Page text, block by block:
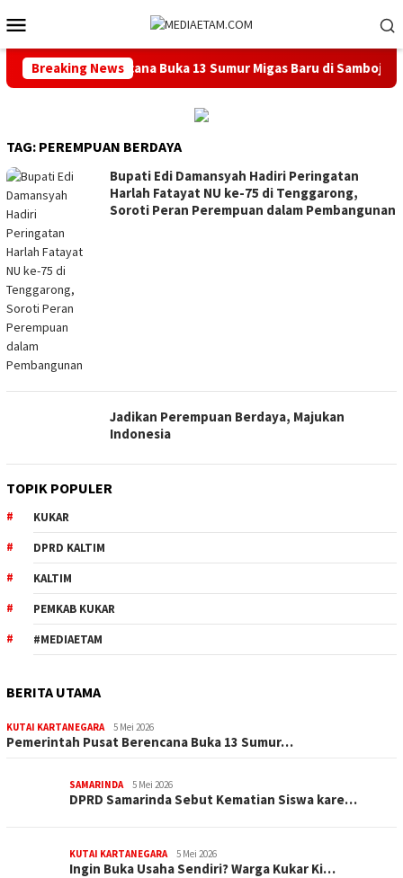
ke
kontenMobile
Breaking News
Pusat Berencana Buka 13 Sumur Migas Baru di Samboja
TAG: PEREMPUAN BERDAYA
Bupati Edi Damansyah Hadiri Peringatan
Harlah Fatayat NU ke-75 di Tenggarong,
Soroti Peran Perempuan dalam Pembangunan
Jadikan Perempuan Berdaya, Majukan
Indonesia
TOPIK POPULER
KUKAR
DPRD KALTIM
KALTIM
PEMKAB KUKAR
#MEDIAETAM
BERITA UTAMA
KUTAI KARTANEGARA 5 Mei 2026
Pemerintah Pusat Berencana Buka 13 Sumur…
SAMARINDA 5 Mei 2026
DPRD Samarinda Sebut Kematian Siswa kare…
KUTAI KARTANEGARA 5 Mei 2026
Ingin Buka Usaha Sendiri? Warga Kukar Ki…